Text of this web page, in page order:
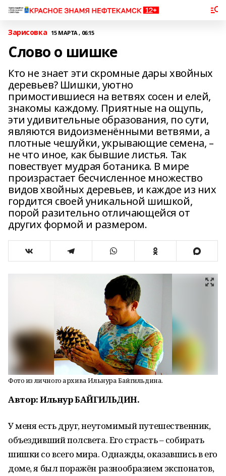
Зарисовка 15 МАРТА , 06:15
Слово о шишке
Кто не знает эти скромные дары хвойных
деревьев? Шишки, уютно
примостившиеся на ветвях сосен и елей,
знакомы каждому. Приятные на ощупь,
эти удивительные образования, по сути,
являются видоизменёнными ветвями, а
плотные чешуйки, укрывающие семена, –
не что иное, как бывшие листья. Так
повествует мудрая ботаника. В мире
произрастает бесчисленное множество
видов хвойных деревьев, и каждое из них
гордится своей уникальной шишкой,
порой разительно отличающейся от
других формой и размером.
Фото из личного архива Ильнура Байгильдина.
Автор: Ильнур БАЙГИЛЬДИН.
У меня есть друг, неутомимый путешественник,
объездивший полсвета. Его страсть – собирать
шишки со всего мира. Однажды, оказавшись в его
доме, я был поражён разнообразием экспонатов,